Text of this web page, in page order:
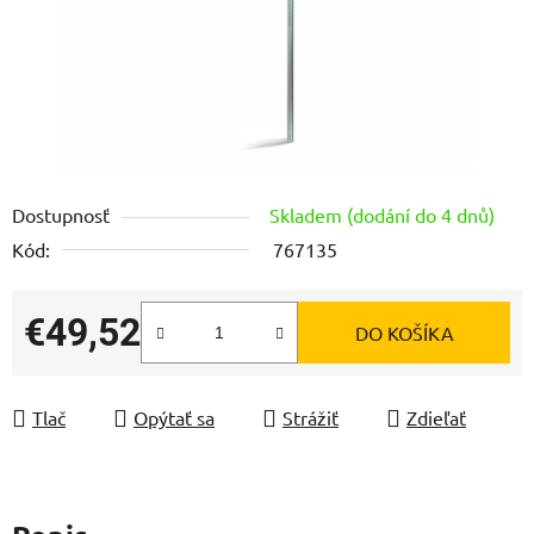
Dostupnosť
Skladem (dodání do 4 dnů)
Kód:
767135
€49,52
Jednotková cena:
DO KOŠÍKA
Tlač Opýtať sa Strážiť Zdieľať